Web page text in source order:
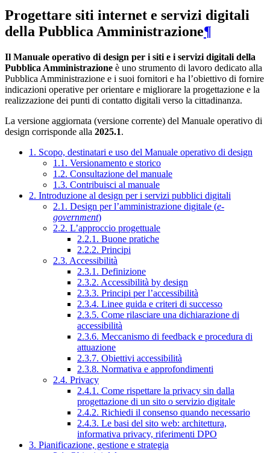
Progettare siti internet e servizi digitali
della Pubblica Amministrazione¶
Il Manuale operativo di design per i siti e i servizi digitali della
Pubblica Amministrazione è uno strumento di lavoro dedicato alla
Pubblica Amministrazione e i suoi fornitori e ha l’obiettivo di fornire
indicazioni operative per orientare e migliorare la progettazione e la
realizzazione dei punti di contatto digitali verso la cittadinanza.
La versione aggiornata (versione corrente) del Manuale operativo di
design corrisponde alla 2025.1.
1. Scopo, destinatari e uso del Manuale operativo di design
1.1. Versionamento e storico
1.2. Consultazione del manuale
1.3. Contribuisci al manuale
2. Introduzione al design per i servizi pubblici digitali
2.1. Design per l’amministrazione digitale (e-
government)
2.2. L’approccio progettuale
2.2.1. Buone pratiche
2.2.2. Principi
2.3. Accessibilità
2.3.1. Definizione
2.3.2. Accessibilità by design
2.3.3. Principi per l’accessibilità
2.3.4. Linee guida e criteri di successo
2.3.5. Come rilasciare una dichiarazione di
accessibilità
2.3.6. Meccanismo di feedback e procedura di
attuazione
2.3.7. Obiettivi accessibilità
2.3.8. Normativa e approfondimenti
2.4. Privacy
2.4.1. Come rispettare la privacy sin dalla
progettazione di un sito o servizio digitale
2.4.2. Richiedi il consenso quando necessario
2.4.3. Le basi del sito web: architettura,
informativa privacy, riferimenti DPO
3. Pianificazione, gestione e strategia